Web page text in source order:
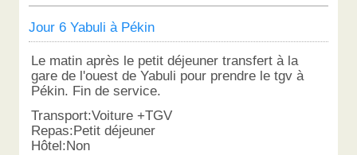
Jour 6 Yabuli à Pékin
Le matin après le petit déjeuner transfert à la
gare de l'ouest de Yabuli pour prendre le tgv à
Pékin. Fin de service.
Transport:Voiture +TGV
Repas:Petit déjeuner
Hôtel:Non